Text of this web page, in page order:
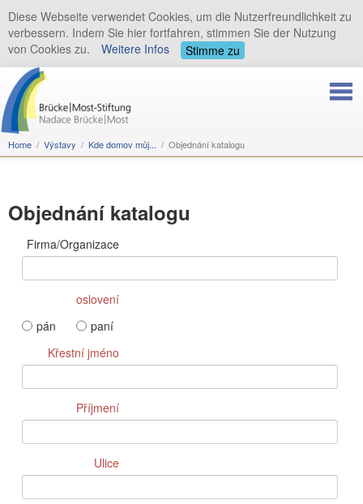
Home Výstavy Kde domov můj... Objednání katalogu
Objednání katalogu
Firma/Organizace
oslovení
pán
paní
Křestní jméno
Příjmení
Ulice
Diese Webseite verwendet Cookies, um die Nutzerfreundlichkeit zu
verbessern. Indem Sie hier fortfahren, stimmen Sie der Nutzung
von Cookies zu.
Weitere Infos Stimme zu